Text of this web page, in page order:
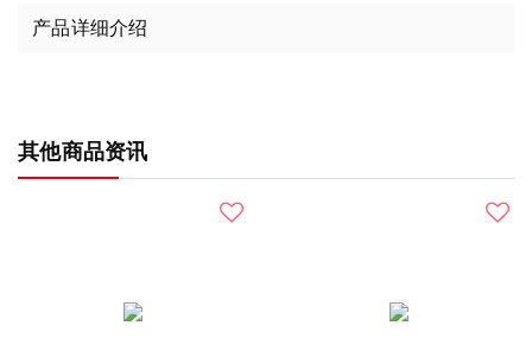
产品详细介绍
其他商品资讯